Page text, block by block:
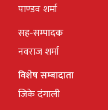
पाण्डव शर्मा
सह-सम्पादक
नवराज शर्मा
विशेष सम्बादाता
जिके दंगाली